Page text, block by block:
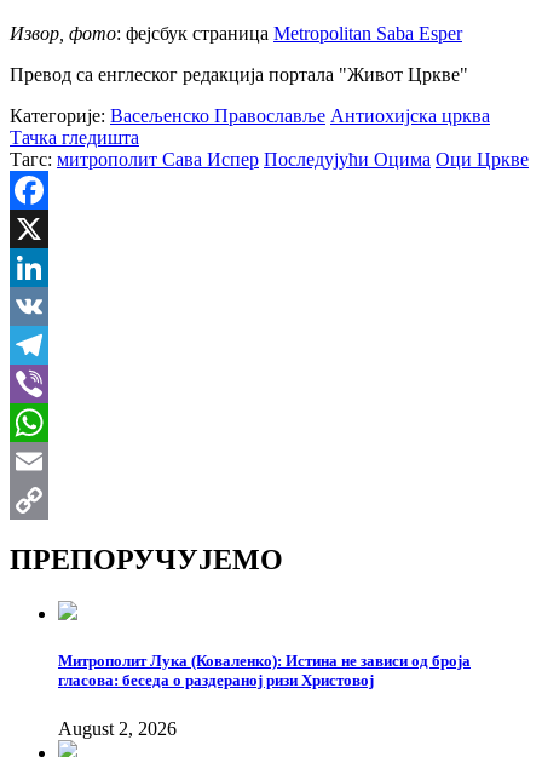
Извор, фото: фејсбук страница Metropolitan Saba Esper
Превод са енглеског редакција портала "Живот Цркве"
Категорије: Васељенско Православље Антиохијска црква
Тачка гледишта
Тагс: митрополит Сава Испер Последујући Оцима Оци Цркве
Facebook
X
LinkedIn
VK
Telegram
Viber
WhatsApp
Email
ПРЕПОРУЧУЈЕМО
Митрополит Лука (Коваленко): Истина не зависи од броја
гласова: беседа о раздераној ризи Христовој
August 2, 2026